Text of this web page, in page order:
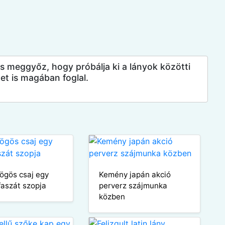
meggyőz, hogy próbálja ki a lányok közötti
is magában foglal.
csaj egy
szopja
Kemény japán akció
perverz szájmunka
közben